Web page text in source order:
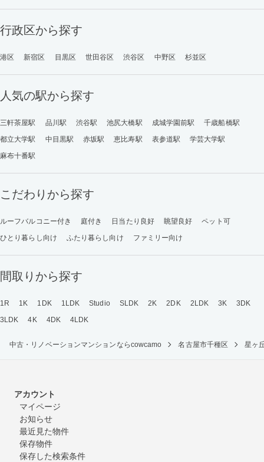
行政区から探す
港区 新宿区 目黒区 世田谷区 渋谷区 中野区 杉並区
人気の駅から探す
三軒茶屋駅 品川駅 渋谷駅 池尻大橋駅 成城学園前駅
千歳船橋駅
都立大学駅
中目黒駅 赤坂駅 恵比寿駅 表参道駅
学芸大学駅
麻布十番駅
こだわりから探す
ルーフバルコニー付き 庭付き 日当たり良好 眺望良好
ペット可
ひとり暮らし向け
ふたり暮らし向け ファミリー向け
間取りから探す
1R 1K 1DK 1LDK Studio SLDK 2K 2DK 2LDK 3K
3DK
3LDK
4K 4DK 4LDK
中古・リノベーションマンションならcowcamo 名古屋市千種区 星ヶ
アカウント
マイページ
お知らせ
最近見た物件
保存物件
保存した検索条件